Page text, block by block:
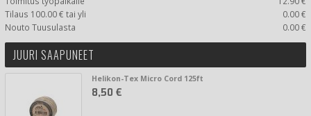
Tilaus 100.00 € tai yli
0.00 €
Nouto Tuusulasta
0.00 €
JUURI SAAPUNEET
Helikon-Tex Micro Cord 125ft
8,50 €